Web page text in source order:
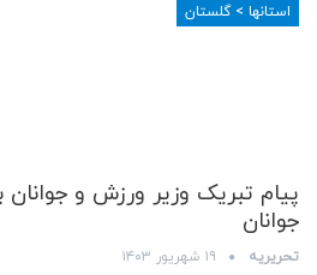
استانها > گلستان
پیام تبریک وزیر ورزش و
جوانان
تحریریه ۱۹ شهریور ۱۴۰۳